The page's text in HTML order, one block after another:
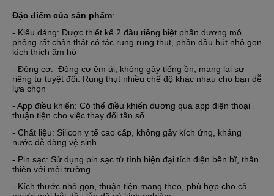
Đặc điểm của sản phẩm:
- Kiểu dáng: Được thiết kế 2 đầu riêng biệt phần dương mô
phỏng rất chân thật có tác rụng rung thụt, phần đầu hút nhỏ gọn
kích thích âm hộ
- Động cơ: Động cơ êm ái, không gây tiếng ồn, mang lại sự
riêng tư tuyệt đối. Rung thụt nhiều chế độ khác nhau cho bạn dễ
lựa chọn
- App điều khiển: Có thể điều khiển dương qua app điện thoại
thuận tiện cho việc thay đổi tần số
- Chất liệu: Silicon y tế cao cấp, không gây kích ứng, kháng
nước dễ dàng vệ sinh
- Pin sạc: Sử dụng pin sạc từ tính hiện đại tích điện bền bĩ, thân
thiện với môi trường
- Kích thước nhỏ gọn, thuận tiện mang theo, phù hợp cho cả